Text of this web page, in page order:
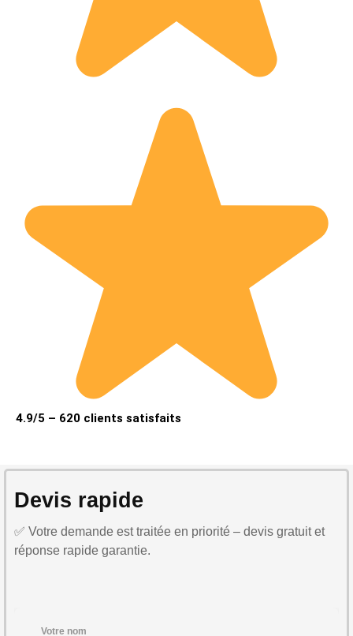
4.9/5 – 620 clients satisfaits
Devis rapide
✅ Votre demande est traitée en priorité – devis gratuit et
réponse rapide garantie.
Votre nom